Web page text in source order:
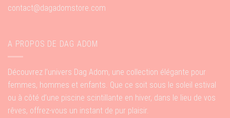
contact@dagadomstore.com
A PROPOS DE DAG ADOM
Découvrez l’univers Dag Adom, une collection élégante pour
femmes, hommes et enfants. Que ce soit sous le soleil estival
ou à côté d’une piscine scintillante en hiver, dans le lieu de vos
rêves, offrez-vous un instant de pur plaisir.